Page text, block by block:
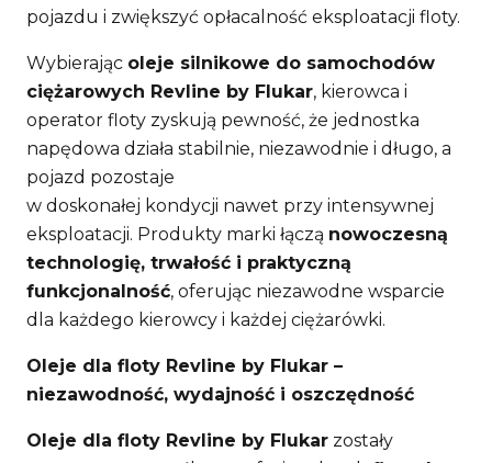
pojazdu i zwiększyć opłacalność eksploatacji floty.
Wybierając oleje silnikowe do samochodów
ciężarowych Revline by Flukar, kierowca i
operator floty zyskują pewność, że jednostka
napędowa działa stabilnie, niezawodnie i długo, a
pojazd pozostaje
w doskonałej kondycji nawet przy intensywnej
eksploatacji. Produkty marki łączą nowoczesną
technologię, trwałość i praktyczną
funkcjonalność, oferując niezawodne wsparcie
dla każdego kierowcy i każdej ciężarówki.
Oleje dla floty Revline by Flukar –
niezawodność, wydajność i oszczędność
Oleje dla floty Revline by Flukar zostały